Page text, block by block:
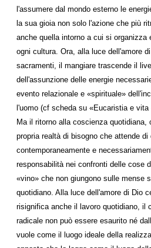
l'assumere dal mondo esterno le
la sua gioia non solo l'azione che più
anche quella intorno a cui si
ogni cultura. Ora, alla luce dell'amore
sacramenti, il mangiare trascende il
dell'assunzione delle energie
evento relazionale e «spirituale»
l'uomo (cf scheda su «Eucaristia e vita
Ma il ritorno alla coscienza
propria realtà di bisogno che attende
contemporaneamente e
responsabilità nei confronti delle cose
«vino» che non giungono sulle mense
quotidiano. Alla luce dell'amore di Dio
risignifica anche il lavoro quotidiano, il
radicale non può essere esaurito né
vuole come il luogo ideale della